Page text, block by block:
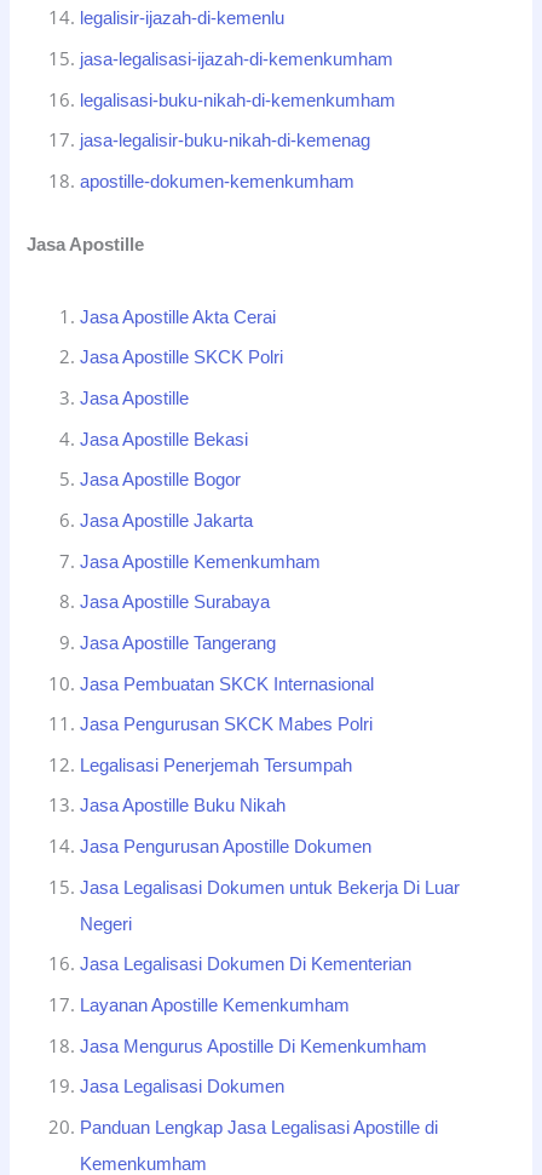
legalisir-ijazah-di-kemenlu
jasa-legalisasi-ijazah-di-kemenkumham
legalisasi-buku-nikah-di-kemenkumham
jasa-legalisir-buku-nikah-di-kemenag
apostille-dokumen-kemenkumham
Jasa Apostille
Jasa Apostille Akta Cerai
Jasa Apostille SKCK Polri
Jasa Apostille
Jasa Apostille Bekasi
Jasa Apostille Bogor
Jasa Apostille Jakarta
Jasa Apostille Kemenkumham
Jasa Apostille Surabaya
Jasa Apostille Tangerang
Jasa Pembuatan SKCK Internasional
Jasa Pengurusan SKCK Mabes Polri
Legalisasi Penerjemah Tersumpah
Jasa Apostille Buku Nikah
Jasa Pengurusan Apostille Dokumen
Jasa Legalisasi Dokumen untuk Bekerja Di Luar
Negeri
Jasa Legalisasi Dokumen Di Kementerian
Layanan Apostille Kemenkumham
Jasa Mengurus Apostille Di Kemenkumham
Jasa Legalisasi Dokumen
Panduan Lengkap Jasa Legalisasi Apostille di
Kemenkumham